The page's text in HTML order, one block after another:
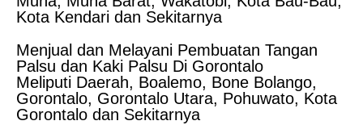
Kota Kendari dan Sekitarnya
Menjual dan Melayani Pembuatan Tangan
Palsu dan Kaki Palsu Di Gorontalo
Meliputi Daerah, Boalemo, Bone Bolango,
Gorontalo, Gorontalo Utara, Pohuwato, Kota
Gorontalo dan Sekitarnya